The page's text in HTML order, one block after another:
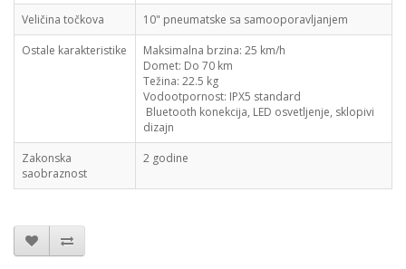
Veličina točkova
10" pneumatske sa samooporavljanjem
Ostale karakteristike
Maksimalna brzina: 25 km/h
Domet: Do 70 km
Težina: 22.5 kg
Vodootpornost: IPX5 standard
Bluetooth konekcija, LED osvetljenje, sklopivi
dizajn
Zakonska
saobraznost
2 godine